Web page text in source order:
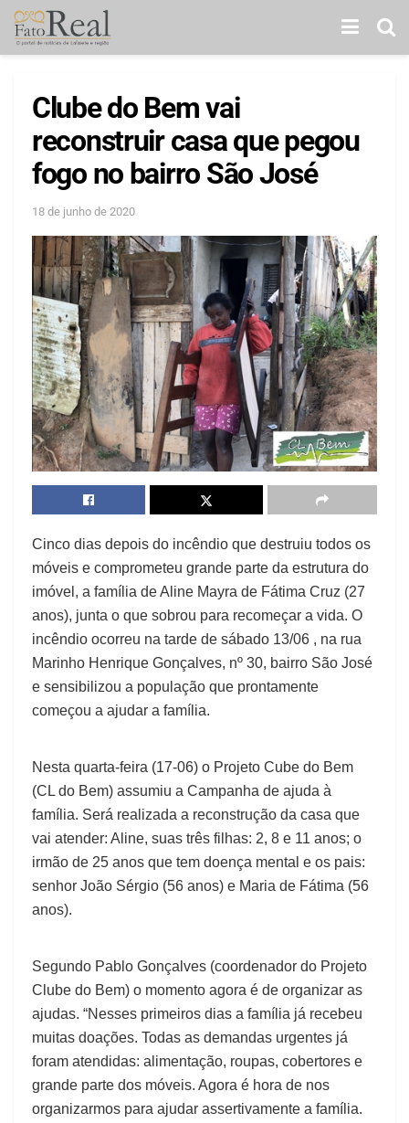
Clube do Bem vai
reconstruir casa que pegou
fogo no bairro São José
18 de junho de 2020
Cinco dias depois do incêndio que destruiu todos os
móveis e comprometeu grande parte da estrutura do
imóvel, a família de Aline Mayra de Fátima Cruz (27
anos), junta o que sobrou para recomeçar a vida. O
incêndio ocorreu na tarde de sábado 13/06 , na rua
Marinho Henrique Gonçalves, nº 30, bairro São José
e sensibilizou a população que prontamente
começou a ajudar a família.
Nesta quarta-feira (17-06) o Projeto Cube do Bem
(CL do Bem) assumiu a Campanha de ajuda à
família. Será realizada a reconstrução da casa que
vai atender: Aline, suas três filhas: 2, 8 e 11 anos; o
irmão de 25 anos que tem doença mental e os pais:
senhor João Sérgio (56 anos) e Maria de Fátima (56
anos).
Segundo Pablo Gonçalves (coordenador do Projeto
Clube do Bem) o momento agora é de organizar as
ajudas. “Nesses primeiros dias a família já recebeu
muitas doações. Todas as demandas urgentes já
foram atendidas: alimentação, roupas, cobertores e
grande parte dos móveis. Agora é hora de nos
organizarmos para ajudar assertivamente a família.